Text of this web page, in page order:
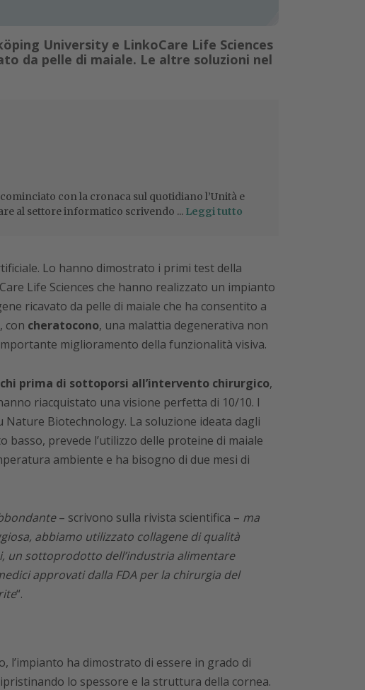
University e LinkoCare Life Sciences
da pelle di maiale. Le altre soluzioni nel
con la cronaca sul quotidiano l’Unità e
al settore informatico scrivendo ... Leggi tutto
Lo hanno dimostrato i primi test della
Life Sciences che hanno realizzato un impianto
ricavato da pelle di maiale che ha consentito a
con cheratocono, una malattia degenerativa non
miglioramento della funzionalità visiva.
prima di sottoporsi all’intervento chirurgico,
riacquistato una visione perfetta di 10/10. I
Biotechnology. La soluzione ideata dagli
basso, prevede l’utilizzo delle proteine di maiale
ambiente e ha bisogno di due mesi di
– scrivono sulla rivista scientifica – ma
abbiamo utilizzato collagene di qualità
un sottoprodotto dell’industria alimentare
approvati dalla FDA per la chirurgia del
“.
l’impianto ha dimostrato di essere in grado di
lo spessore e la struttura della cornea.